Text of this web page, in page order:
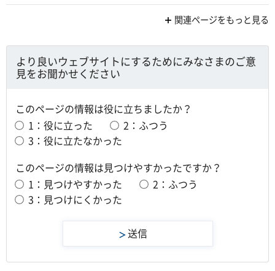
関連ページをもっと見る
より良いウェブサイトにするためにみなさまのご意
見をお聞かせください
このページの情報は役に立ちましたか？
1：役に立った
2：ふつう
3：役に立たなかった
このページの情報は見つけやすかったですか？
1：見つけやすかった
2：ふつう
3：見つけにくかった